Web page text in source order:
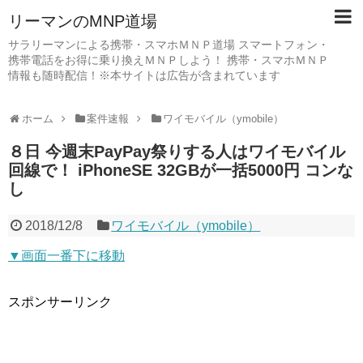
リーマンのMNP道場
サラリーマンによる携帯・スマホＭＮＰ道場 スマートフォン・
携帯電話をお得に乗り換えＭＮＰしよう！ 携帯・スマホＭＮＰ
情報も随時配信！※本サイトは広告が含まれています
ホーム 案件速報 ワイモバイル（ymobile）
８日 今週末PayPay祭りする人はワイモバイル
回線で！ iPhoneSE 32GBが一括5000円 コンな
し
2018/12/8 ワイモバイル（ymobile）
▼画面一番下に移動
スポンサーリンク